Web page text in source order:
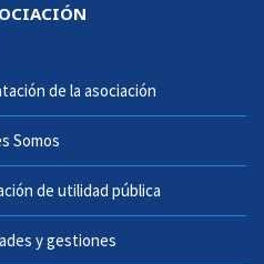
de la asociación
Somos
de utilidad pública
y gestiones